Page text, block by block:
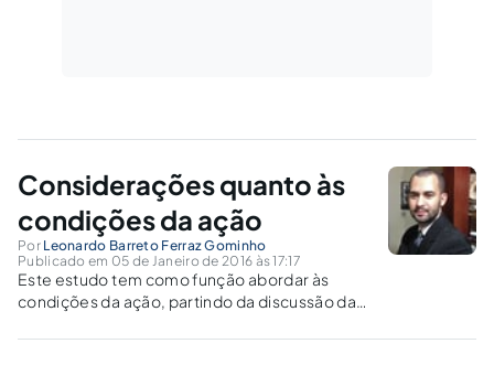
Considerações quanto às
condições da ação
Por Leonardo Barreto Ferraz Gominho
Publicado em 05 de Janeiro de 2016 às 17:17
Este estudo tem como função abordar às
condições da ação, partindo da discussão da
teorias, estas teorias fundamentam nosso